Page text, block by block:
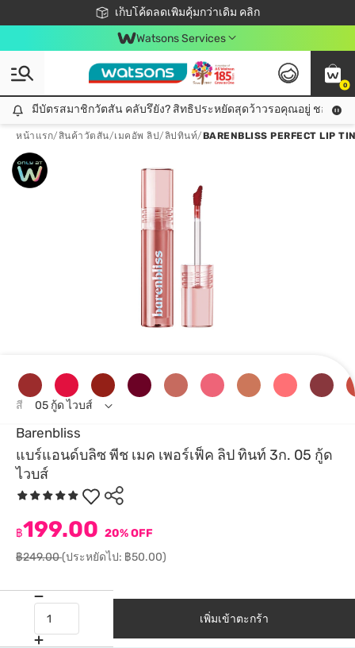
เก็บโค้ดลดเพิ่มคุ้มกว่าเดิม คลิก
ชอปออนไลน์ครั้งแรก ลดเพิ่มจุก ๆ 10%! 🎉
📦ส่งฟรี! เมื่อชอป 499฿
สมาชิกวัตสัน คลับดียังไง?
Watsons Services
0
มีบัตรสมาชิกวัตสัน คลับรึยัง? สิทธิประหยัดสุดว้าวรอคุณอยู่ ชอปคุ้มกว่าเดิม คลิก!
มีบัตรสมาชิกวัตสัน คลับรึยัง? สิทธิประหยัดสุดว้าวรอคุณอยู่ ชอปคุ้มก
หน้าแรก/สินค้าวัตสัน/เมคอัพ ลิป/ลิปทินท์/BARENBLISS PERFECT LIP
Barenbliss
แบร์แอนด์บลิซ พีช เมค เพอร์เฟ็ค ลิป ทินท์ 3ก. 05 กู้ด
ไวบส์
฿199.00 20% OFF
฿249.00(ประหยัดไป: ฿50.00)
สี 05 กู้ด ไวบส์
เพิ่มเข้าตะกร้า